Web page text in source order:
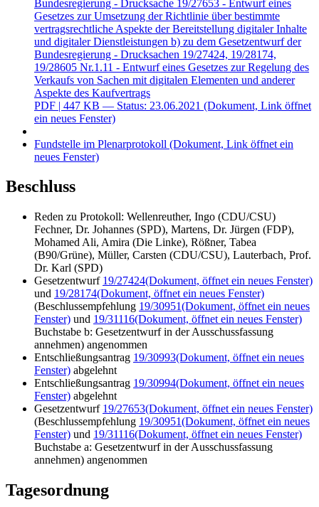
Bundesregierung - Drucksache 19/27653 - Entwurf eines
Gesetzes zur Umsetzung der Richtlinie über bestimmte
vertragsrechtliche Aspekte der Bereitstellung digitaler Inhalte
und digitaler Dienstleistungen b) zu dem Gesetzentwurf der
Bundesregierung - Drucksachen 19/27424, 19/28174,
19/28605 Nr.1.11 - Entwurf eines Gesetzes zur Regelung des
Verkaufs von Sachen mit digitalen Elementen und anderer
Aspekte des Kaufvertrags
PDF | 447 KB — Status: 23.06.2021 (Dokument, Link öffnet
ein neues Fenster)
Fundstelle im Plenarprotokoll (Dokument, Link öffnet ein
neues Fenster)
Beschluss
Reden zu Protokoll: Wellenreuther, Ingo (CDU/CSU)
Fechner, Dr. Johannes (SPD), Martens, Dr. Jürgen (FDP),
Mohamed Ali, Amira (Die Linke), Rößner, Tabea
(B90/Grüne), Müller, Carsten (CDU/CSU), Lauterbach, Prof.
Dr. Karl (SPD)
Gesetzentwurf 19/27424(Dokument, öffnet ein neues Fenster)
und 19/28174(Dokument, öffnet ein neues Fenster)
(Beschlussempfehlung 19/30951(Dokument, öffnet ein neues
Fenster) und 19/31116(Dokument, öffnet ein neues Fenster)
Buchstabe b: Gesetzentwurf in der Ausschussfassung
annehmen) angenommen
Entschließungsantrag 19/30993(Dokument, öffnet ein neues
Fenster) abgelehnt
Entschließungsantrag 19/30994(Dokument, öffnet ein neues
Fenster) abgelehnt
Gesetzentwurf 19/27653(Dokument, öffnet ein neues Fenster)
(Beschlussempfehlung 19/30951(Dokument, öffnet ein neues
Fenster) und 19/31116(Dokument, öffnet ein neues Fenster)
Buchstabe a: Gesetzentwurf in der Ausschussfassung
annehmen) angenommen
Tagesordnung